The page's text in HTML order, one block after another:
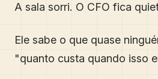
A sala sorri. O CFO fica
Ele sabe o que quase
"quanto custa quando isso